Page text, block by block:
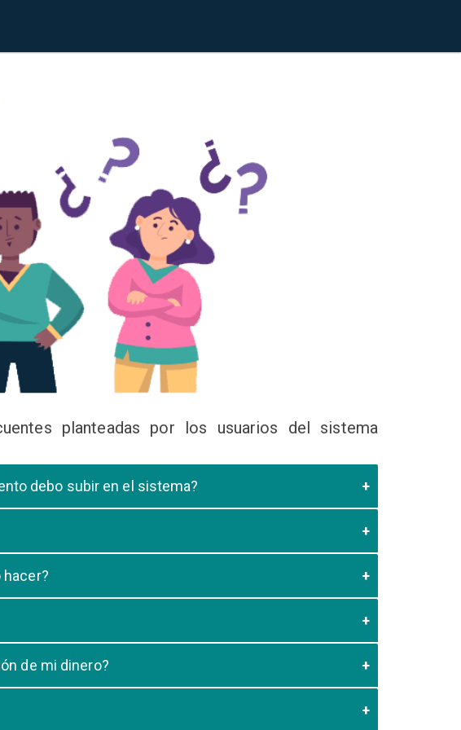
planteadas por los usuarios del sistema
debo subir en el sistema?
hacer?
de mi dinero?